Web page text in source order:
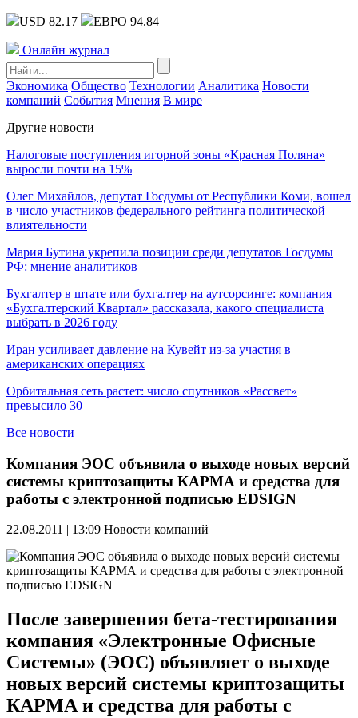
USD 82.17 ЕВРО 94.84
Онлайн журнал
Экономика Общество Технологии Аналитика Новости
компаний События Мнения В мире
Другие новости
Налоговые поступления игорной зоны «Красная Поляна»
выросли почти на 15%
Олег Михайлов, депутат Госдумы от Республики Коми, вошел
в число участников федерального рейтинга политической
влиятельности
Мария Бутина укрепила позиции среди депутатов Госдумы
РФ: мнение аналитиков
Бухгалтер в штате или бухгалтер на аутсорсинге: компания
«Бухгалтерский Квартал» рассказала, какого специалиста
выбрать в 2026 году
Иран усиливает давление на Кувейт из-за участия в
американских операциях
Орбитальная сеть растет: число спутников «Рассвет»
превысило 30
Все новости
Компания ЭОС объявила о выходе новых версий
системы криптозащиты КАРМА и средства для
работы с электронной подписью EDSIGN
22.08.2011 | 13:09 Новости компаний
После завершения бета-тестирования
компания «Электронные Офисные
Системы» (ЭОС) объявляет о выходе
новых версий системы криптозащиты
КАРМА и средства для работы с